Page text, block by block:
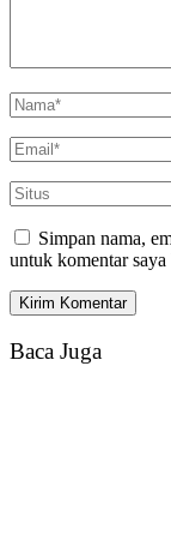
Simpan nama,
untuk komentar
Baca Juga